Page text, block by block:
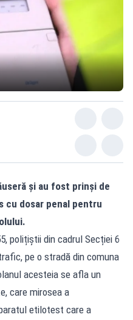
și au fost prinși de
cu dosar penal pentru
polițiștii din cadrul Secției 6
pe o stradă din comuna
acesteia se afla un
care mirosea a
etilotest care a